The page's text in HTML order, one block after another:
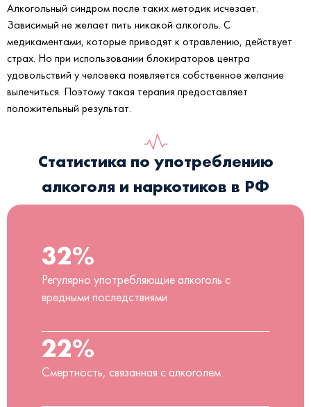
Алкогольный синдром после таких методик исчезает.
Зависимый не желает пить никакой алкоголь. С
медикаментами, которые приводят к отравлению, действует
страх. Но при использовании блокираторов центра
удовольствий у человека появляется собственное желание
вылечиться. Поэтому такая терапия предоставляет
положительный результат.
Статистика по употреблению
алкоголя и наркотиков в РФ
32%
Регулярно употребляющие алкоголь с
вредными последствиями
22%
Смертность, связанная с алкоголем